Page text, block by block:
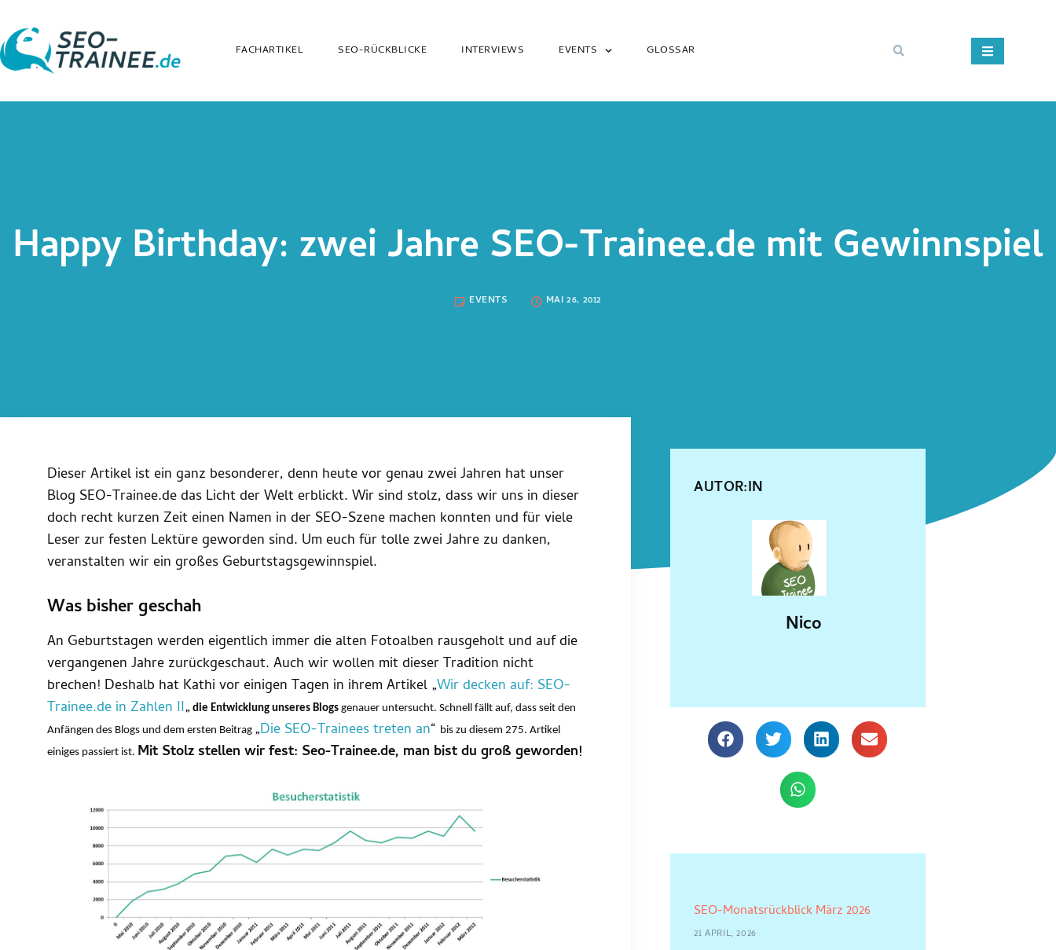
FACHARTIKEL SEO-RÜCKBLICKE INTERVIEWS EVENTS GLOSSAR
Happy Birthday: zwei Jahre SEO-Trainee.de mit Gewinnspiel
EVENTS MAI 26, 2012
Dieser Artikel ist ein ganz besonderer, denn heute vor genau zwei Jahren hat unser
Blog SEO-Trainee.de das Licht der Welt erblickt. Wir sind stolz, dass wir uns in dieser
doch recht kurzen Zeit einen Namen in der SEO-Szene machen konnten und für viele
Leser zur festen Lektüre geworden sind. Um euch für tolle zwei Jahre zu danken,
veranstalten wir ein großes Geburtstagsgewinnspiel.
Was bisher geschah
An Geburtstagen werden eigentlich immer die alten Fotoalben rausgeholt und auf die
vergangenen Jahre zurückgeschaut. Auch wir wollen mit dieser Tradition nicht
brechen! Deshalb hat Kathi vor einigen Tagen in ihrem Artikel „Wir decken auf: SEO-
Trainee.de in Zahlen II„ die Entwicklung unseres Blogs genauer untersucht. Schnell fällt auf, dass seit den
Anfängen des Blogs und dem ersten Beitrag „Die SEO-Trainees treten an“ bis zu diesem 275. Artikel
einiges passiert ist. Mit Stolz stellen wir fest: Seo-Trainee.de, man bist du groß geworden!
AUTOR:IN
Nico
SEO-Monatsrückblick März 2026
21 APRIL, 2026